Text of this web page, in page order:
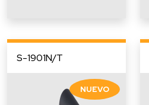
S-1901N/T